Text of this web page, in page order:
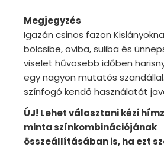
Megjegyzés
Igazán csinos fazon
bölcsibe, oviba, suliba és
viselet hűvösebb időben
egy nagyon mutatós
színfogó kendő használatát
ÚJ! Lehet választani kézi
minta színkombinációjának
összeállításában is, ha ezt